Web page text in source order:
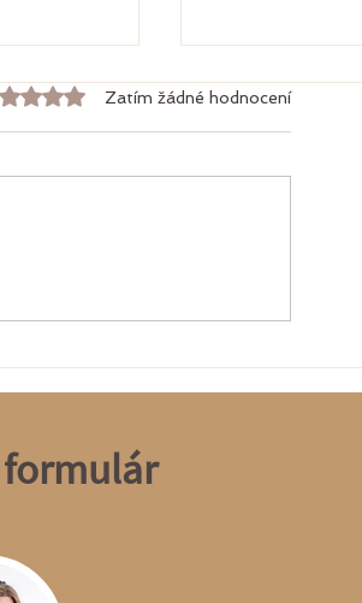
0 z 5 hvězdiček.
Zatím žádné hodnocení